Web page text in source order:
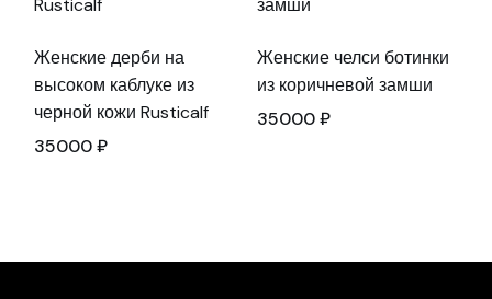
Женские дерби на
высоком каблуке из
черной кожи Rusticalf
35000₽
Женские челси ботинки
из коричневой замши
35000₽